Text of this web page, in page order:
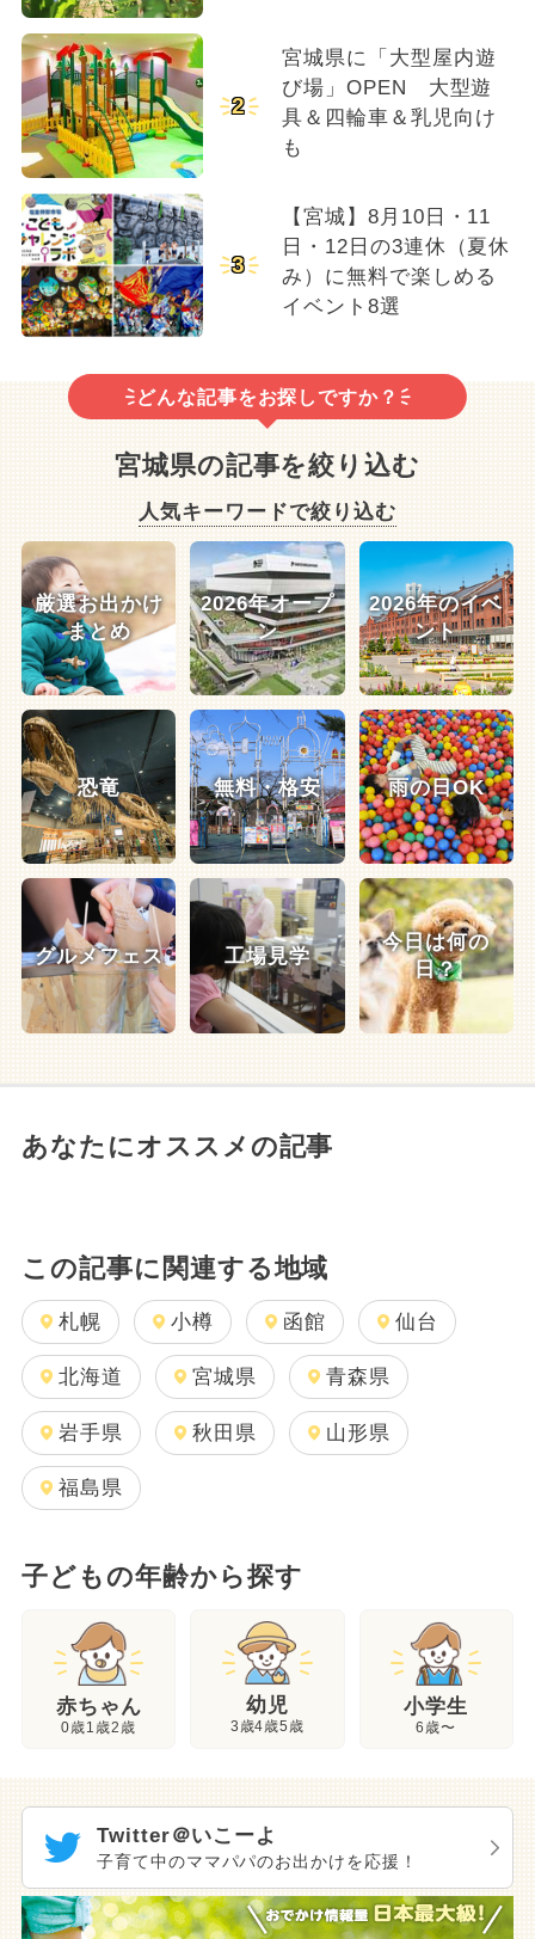
2
宮城県に「大型屋内遊
び場」OPEN 大型遊
具＆四輪車＆乳児向け
も
3
【宮城】8月10日・11
日・12日の3連休（夏休
み）に無料で楽しめる
イベント8選
どんな記事をお探しですか？
宮城県の記事を絞り込む
人気キーワードで絞り込む
厳選お出かけ
まとめ
2026年オープ
ン
2026年のイベ
ント
恐竜 無料・格安 雨の日OK
グルメフェス 工場見学
今日は何の
日？
あなたにオススメの記事
この記事に関連する地域
札幌 小樽 函館 仙台
北海道 宮城県 青森県
岩手県 秋田県 山形県
福島県
子どもの年齢から探す
赤ちゃん
0歳1歳2歳
幼児
3歳4歳5歳
小学生
6歳〜
Twitter＠いこーよ
子育て中のママパパのお出かけを応援！